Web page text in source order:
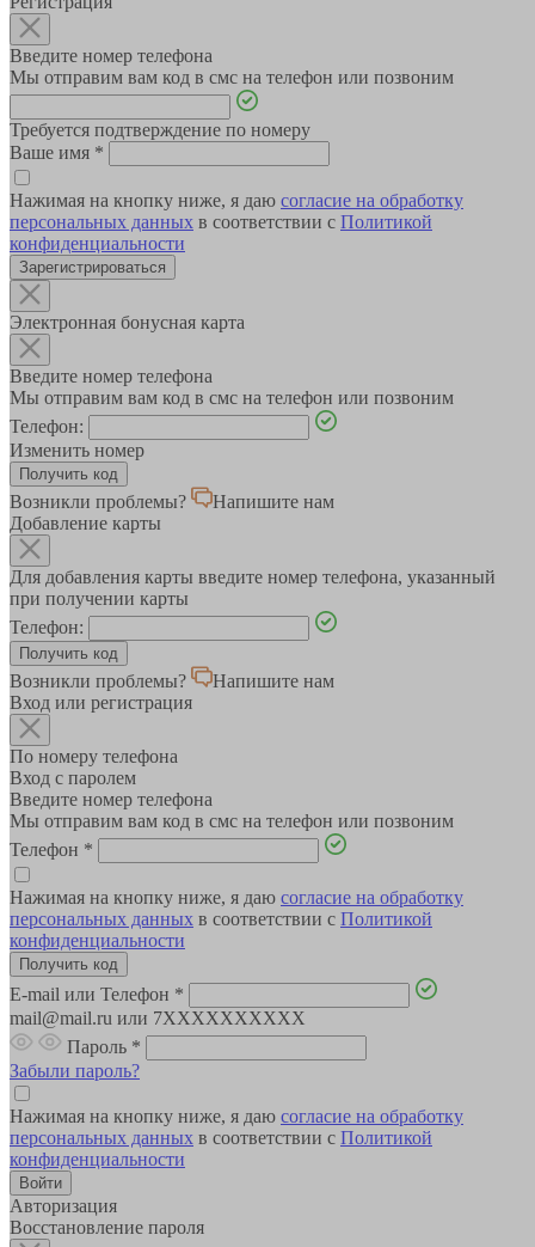
Введите номер телефона
Мы отправим вам код в смс на телефон или позвоним
Требуется подтверждение по номеру
Ваше имя *
Нажимая на кнопку ниже, я даю согласие на обработку
персональных данных в соответствии с Политикой
конфиденциальности
Зарегистрироваться
Электронная бонусная карта
Введите номер телефона
Мы отправим вам код в смс на телефон или позвоним
Телефон:
Изменить номер
Возникли проблемы?
Напишите нам
Добавление карты
Для добавления карты введите номер телефона, указанный
при получении карты
Телефон:
Возникли проблемы?
Напишите нам
Вход или регистрация
По номеру телефона
Вход с паролем
Введите номер телефона
Мы отправим вам код в смс на телефон или позвоним
Телефон *
Нажимая на кнопку ниже, я даю согласие на обработку
персональных данных в соответствии с Политикой
конфиденциальности
E-mail или Телефон *
mail@mail.ru или 7XXXXXXXXXX
Пароль *
Забыли пароль?
Нажимая на кнопку ниже, я даю согласие на обработку
персональных данных в соответствии с Политикой
конфиденциальности
Авторизация
Восстановление пароля